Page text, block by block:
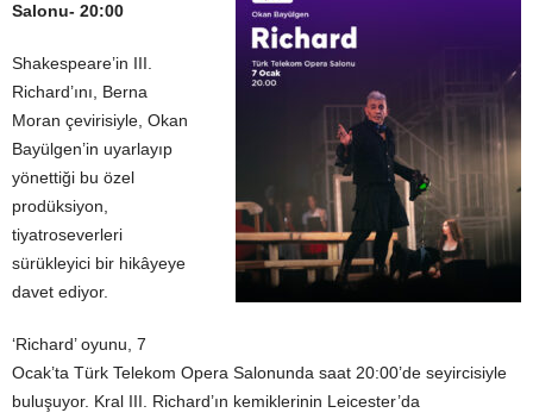
Salonu- 20:00
Shakespeare’in III.
Richard’ını, Berna
Moran çevirisiyle, Okan
Bayülgen’in uyarlayıp
yönettiği bu özel
prodüksiyon,
tiyatroseverleri
sürükleyici bir hikâyeye
davet ediyor.
‘Richard’ oyunu, 7
Ocak’ta Türk Telekom Opera Salonunda saat 20:00’de seyircisiyle
buluşuyor. Kral III. Richard’ın kemiklerinin Leicester’da